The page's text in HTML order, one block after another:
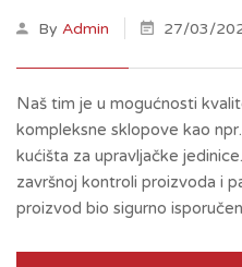
By Admin 27/03/
Naš tim je u mogućnosti
kompleksne sklopove kao
kućišta za upravljačke
završnoj kontroli proizvoda i
proizvod bio sigurno